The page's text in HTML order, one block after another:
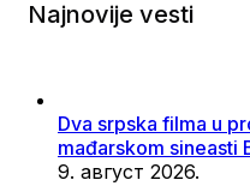
Najnovije vesti
Dva srpska filma u
mađarskom sineasti
9. август 2026.